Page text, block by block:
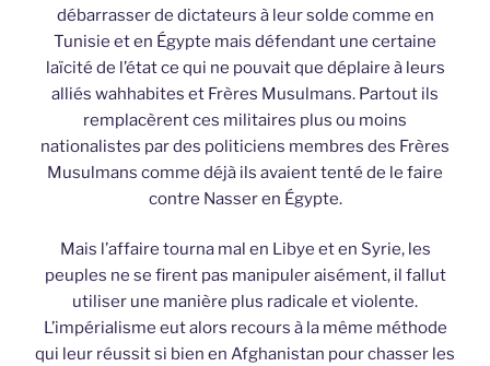
débarrasser de dictateurs à leur solde comme en
Tunisie et en Égypte mais défendant une certaine
laïcité de l’état ce qui ne pouvait que déplaire à leurs
alliés wahhabites et Frères Musulmans. Partout ils
remplacèrent ces militaires plus ou moins
nationalistes par des politiciens membres des Frères
Musulmans comme déjà ils avaient tenté de le faire
contre Nasser en Égypte.
Mais l’affaire tourna mal en Libye et en Syrie, les
peuples ne se firent pas manipuler aisément, il fallut
utiliser une manière plus radicale et violente.
L’impérialisme eut alors recours à la même méthode
qui leur réussit si bien en Afghanistan pour chasser les